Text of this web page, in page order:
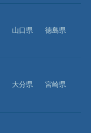
山口県
徳島県
大分県
宮崎県